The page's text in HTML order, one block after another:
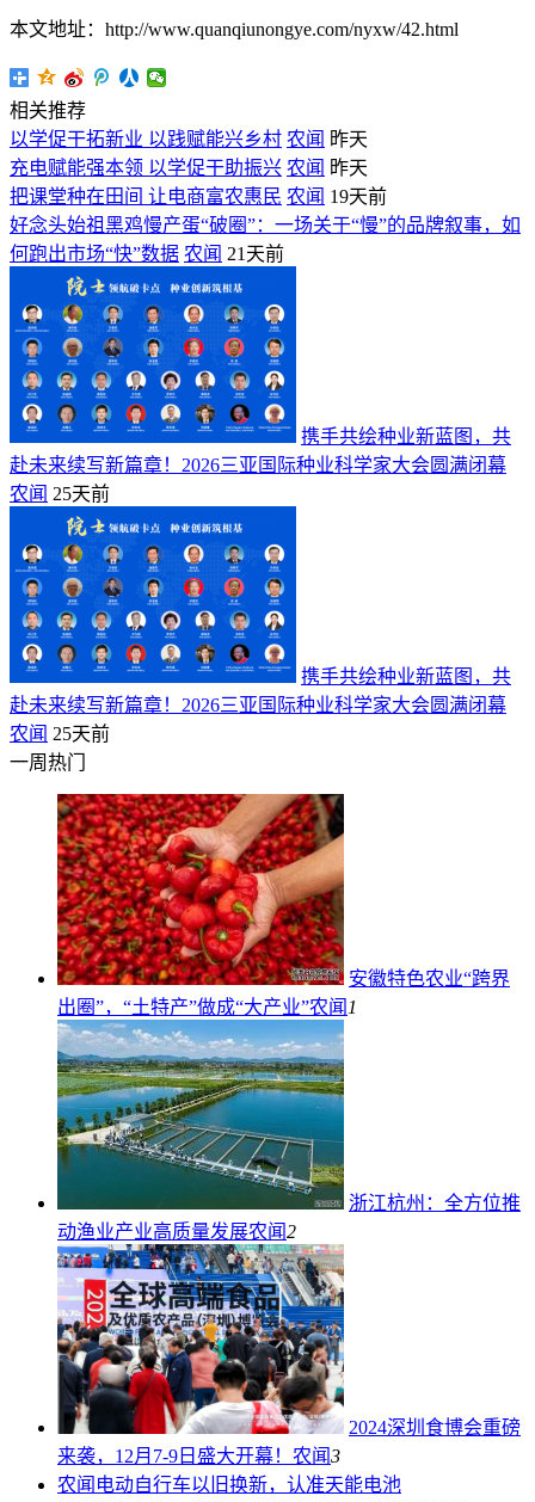
本文地址：http://www.quanqiunongye.com/nyxw/42.html
相关推荐
以学促干拓新业 以践赋能兴乡村 农闻 昨天
充电赋能强本领 以学促干助振兴 农闻 昨天
把课堂种在田间 让电商富农惠民 农闻 19天前
好念头始祖黑鸡慢产蛋“破圈”：一场关于“慢”的品牌叙事，如
何跑出市场“快”数据 农闻 21天前
携手共绘种业新蓝图，共
赴未来续写新篇章！2026三亚国际种业科学家大会圆满闭幕
农闻 25天前
携手共绘种业新蓝图，共
赴未来续写新篇章！2026三亚国际种业科学家大会圆满闭幕
农闻 25天前
一周热门
安徽特色农业“跨界
出圈”，“土特产”做成“大产业”农闻1
浙江杭州：全方位推
动渔业产业高质量发展农闻2
2024深圳食博会重磅
来袭，12月7-9日盛大开幕！ 农闻3
农闻 电动自行车以旧换新，认准天能电池